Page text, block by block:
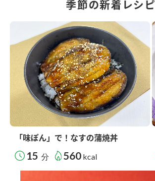
季節の新着レシピ
「味ぽん」で！なすの蒲焼丼
15 分 560 kcal